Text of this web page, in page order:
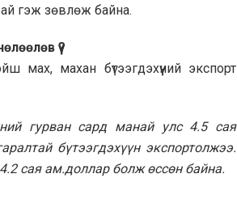
гэж зөвлөж байна.
үү?
мах, махан бүтээгдэхүүний экспорт
гурван сард манай улс 4.5 сая
бүтээгдэхүүн экспортолжээ.
сая ам.доллар болж өссөн байна.